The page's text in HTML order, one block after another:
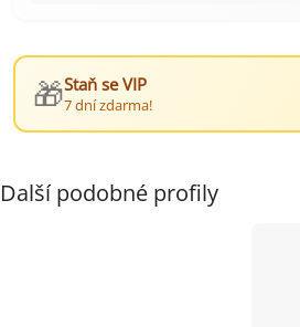
🎁Staň se VIP
7 dní zdarma!
Další podobné profily